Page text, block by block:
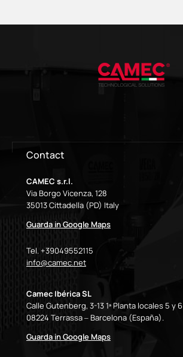
Contact
CAMEC s.r.l.
Via Borgo Vicenza, 128
35013 Cittadella (PD) Italy
Guarda in Google Maps
Tel. +39049552115
info@camec.net
Camec Ibérica SL
Calle Gutenberg, 3-13 1ª Planta locales 5 y 6
08224 Terrassa – Barcelona (España).
Guarda in Google Maps